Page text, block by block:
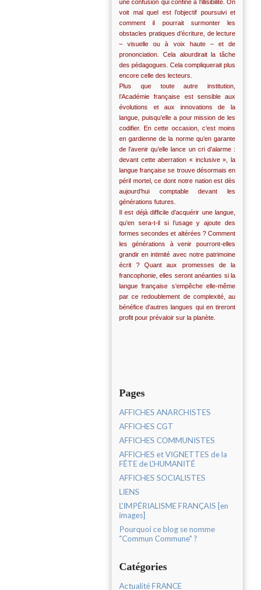
une confusion qui confine à l’illisibilité. On
voit mal quel est l’objectif poursuivi et
comment il pourrait surmonter les
obstacles pratiques d’écriture, de lecture
– visuelle ou à voix haute – et de
prononciation. Cela alourdirait la tâche
des pédagogues. Cela compliquerait plus
encore celle des lecteurs.
Plus que toute autre institution,
l’Académie française est sensible aux
évolutions et aux innovations de la
langue, puisqu’elle a pour mission de les
codifier. En cette occasion, c’est moins
en gardienne de la norme qu’en garante
de l’avenir qu’elle lance un cri d’alarme :
devant cette aberration « inclusive », la
langue française se trouve désormais en
péril mortel, ce dont notre nation est dès
aujourd’hui comptable devant les
générations futures.
Il est déjà difficile d’acquérir une langue,
qu’en sera-t-il si l’usage y ajoute des
formes secondes et altérées ? Comment
les générations à venir pourront-elles
grandir en intimité avec notre patrimoine
écrit ? Quant aux promesses de la
francophonie, elles seront anéanties si la
langue française s’empêche elle-même
par ce redoublement de complexité, au
bénéfice d’autres langues qui en tireront
profit pour prévaloir sur la planète.
Pages
AFFICHES ANARCHISTES
AFFICHES CGT
AFFICHES COMMUNISTES
AFFICHES et VIGNETTES de la
FÊTE de L'HUMANITÉ
AFFICHES SOCIALISTES
LIENS
L'IMPÉRIALISME FRANÇAIS [en
images]
Pourquoi ce blog se nomme
"Commun Commune" ?
Catégories
Actualité FRANCE